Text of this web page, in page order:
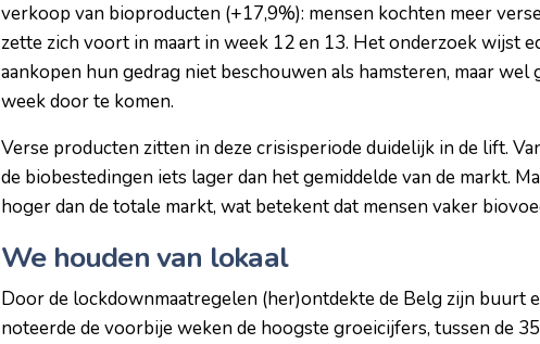
verkoop van bioproducten (+17,9%): mensen kochten meer
zette zich voort in maart in week 12 en 13. Het onderzoek wijst
aankopen hun gedrag niet beschouwen als hamsteren, maar
week door te komen.
Verse producten zitten in deze crisisperiode duidelijk in de lift.
de biobestedingen iets lager dan het gemiddelde van de markt.
hoger dan de totale markt, wat betekent dat mensen vaker
We houden van lokaal
Door de lockdownmaatregelen (her)ontdekte de Belg zijn
noteerde de voorbije weken de hoogste groeicijfers, tussen de